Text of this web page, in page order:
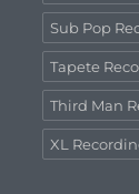
Sub Pop
Tapete
Third Man
XL